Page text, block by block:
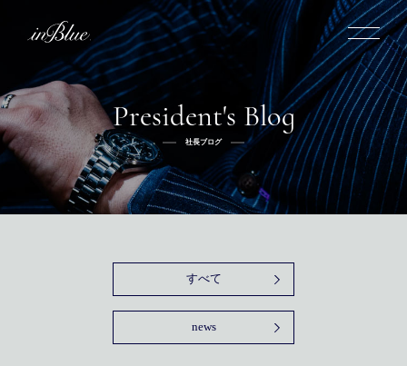
inBlueについて
inBlueの強み ヒストリー
こだわり
オーダー方法
ふるさと納税 デニムシャツ
お手入れ
リボーン インタビュー
採用情報
President's Blog
社長ブログ
すべて
news